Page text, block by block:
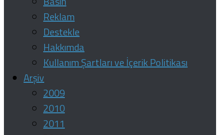
Reklam
Destekle
Hakkımda
Kullanım Şartları ve İçerik Politikası
Arşiv
2009
2010
2011